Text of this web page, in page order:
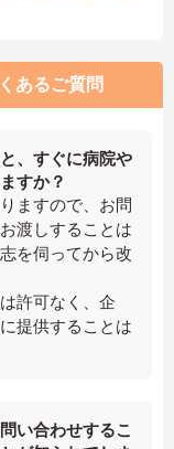
あるご質問
、すぐに病院や
すか？
ますので、お問
渡しすることは
を伺ってから改
許可なく、企
提供することは
い合わせするこ